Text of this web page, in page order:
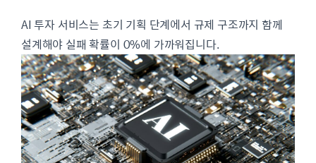
AI 투자 서비스는 초기 기획 단계에서 규제 구조까지 함께
설계해야 실패 확률이 0%에 가까워집니다.